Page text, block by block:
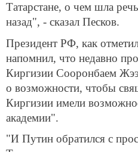
Татарстане, о чем шла
назад", - сказал Песков.
Президент РФ, как
напомнил, что недавно
Киргизии Сооронбаем
о возможности, чтобы
Киргизии имели
академии".
"И Путин обратился с